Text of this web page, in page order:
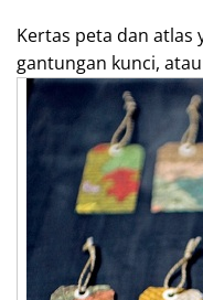
Kertas peta dan atlas
gantungan kunci, atau